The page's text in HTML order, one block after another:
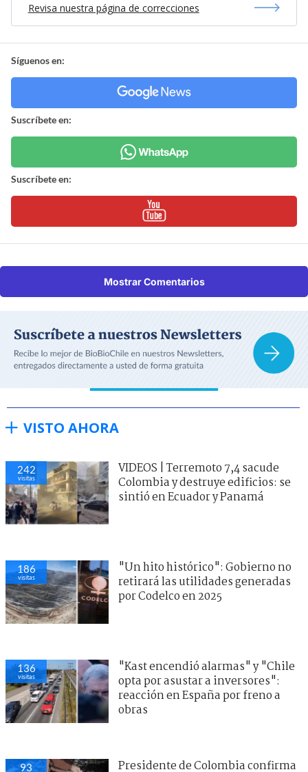
Revisa nuestra página de correcciones
Síguenos en:
Suscríbete en:
Suscríbete en:
Mostrar Comentarios
VISTO AHORA
242
visitas
VIDEOS | Terremoto 7,4 sacude
Colombia y destruye edificios: se
sintió en Ecuador y Panamá
186
visitas
"Un hito histórico": Gobierno no
retirará las utilidades generadas
por Codelco en 2025
136
visitas
"Kast encendió alarmas" y "Chile
opta por asustar a inversores":
reacción en España por freno a
obras
93
Presidente de Colombia confirma